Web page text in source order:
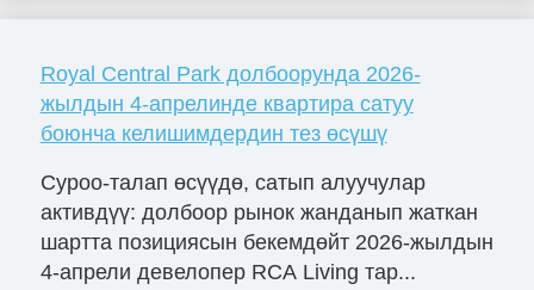
Royal Central Park долбоорунда 2026-
жылдын 4-апрелинде квартира сатуу
боюнча келишимдердин тез өсүшү
Суроо-талап өсүүдө, сатып алуучулар
активдүү: долбоор рынок жанданып жаткан
шартта позициясын бекемдөйт 2026-жылдын
4-апрели девелопер RCA Living тар...